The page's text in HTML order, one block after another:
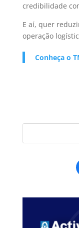
credibilidade
E aí, quer
operação
Conheça o